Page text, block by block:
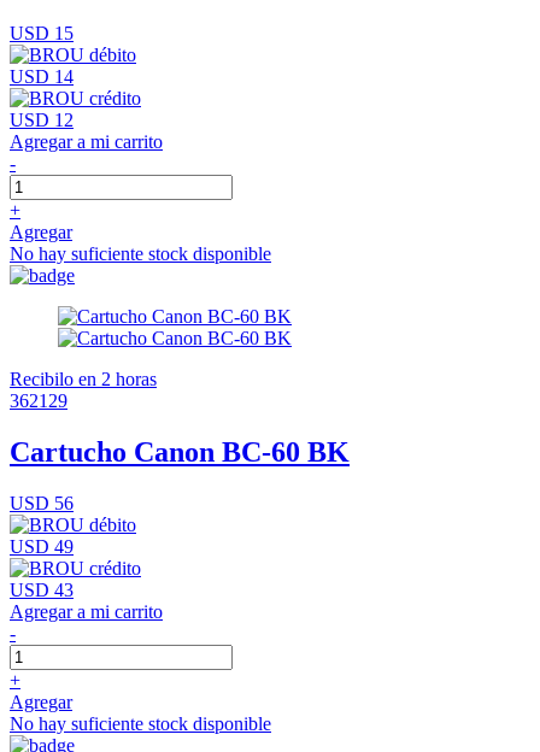
USD 15
USD 14
USD 12
Agregar a mi carrito
-
+
Agregar
No hay suficiente stock disponible
Recibilo en 2 horas
362129
Cartucho Canon BC-60 BK
USD 56
USD 49
USD 43
Agregar a mi carrito
-
+
Agregar
No hay suficiente stock disponible